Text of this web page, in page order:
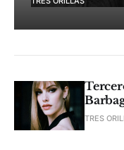
TRES